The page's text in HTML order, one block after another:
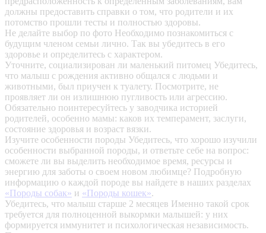
должны предоставить справки о том, что родители и их
потомство прошли тесты и полностью здоровы.
Не делайте выбор по фото Необходимо познакомиться с
будущим членом семьи лично. Так вы убедитесь в его
здоровье и определитесь с характером.
Уточните, социализирован ли маленький питомец Убедитесь,
что малыш с рождения активно общался с людьми и
животными, был приучен к туалету. Посмотрите, не
проявляет ли он излишнюю пугливость или агрессию.
Обязательно поинтересуйтесь у заводчика историей
родителей, особенно мамы: каков их темперамент, заслуги,
состояние здоровья и возраст вязки.
Изучите особенности породы Убедитесь, что хорошо изучили
особенности выбранной породы, и ответьте себе на вопрос:
сможете ли вы выделить необходимое время, ресурсы и
энергию для заботы о своем новом любимце? Подробную
информацию о каждой породе вы найдете в наших разделах
«Породы собак» и «Породы кошек».
Убедитесь, что малыш старше 2 месяцев Именно такой срок
требуется для полноценной выкормки малышей: у них
формируется иммунитет и психологическая независимость.